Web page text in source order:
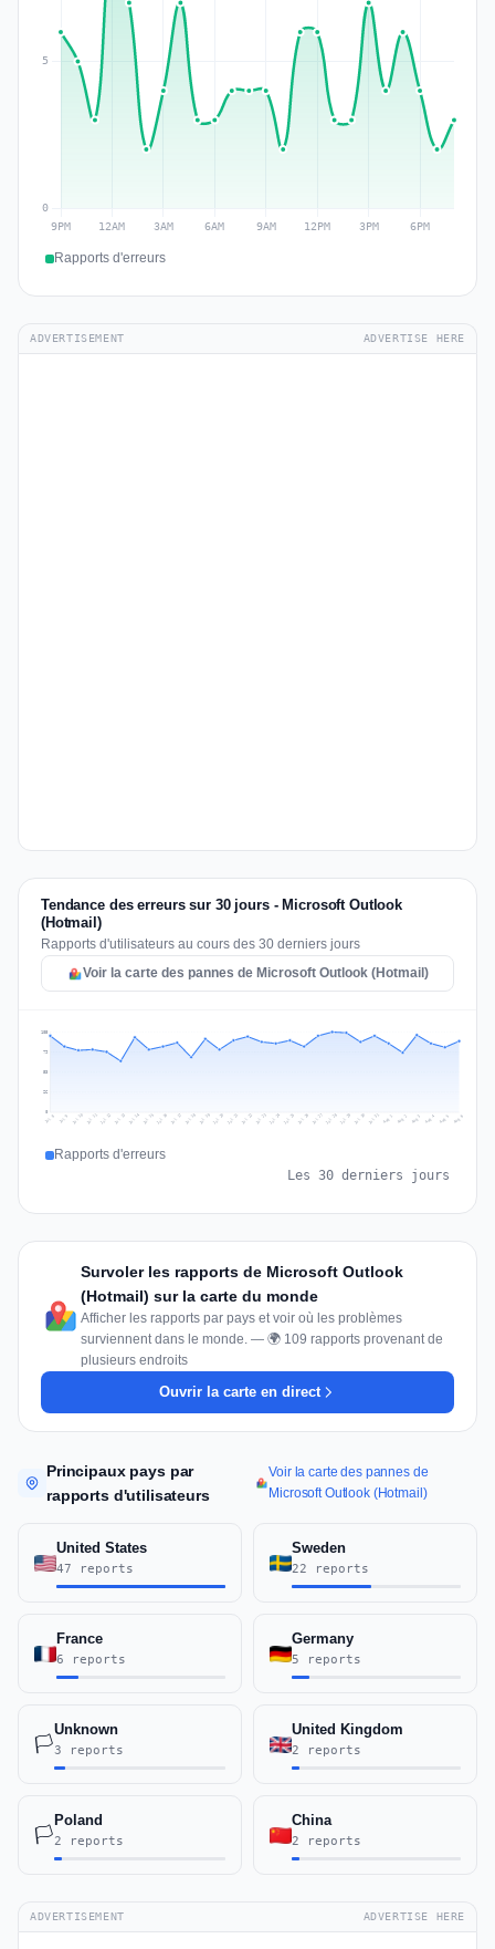
Rapports d'erreurs
ADVERTISEMENT ADVERTISE HERE
Tendance des erreurs sur 30 jours - Microsoft Outlook
(Hotmail)
Rapports d'utilisateurs au cours des 30 derniers jours
Voir la carte des pannes de Microsoft Outlook (Hotmail)
26
53
79
105
Jul 8 Jul 9 Jul 10 Jul 11 Jul 12 Jul 13 Jul 14 Jul 15 Jul 16 Jul 17 Jul 18 Jul 19 Jul 20 Jul 21 Jul 22 Jul 23 Jul 24 Jul 25 Jul 26 Jul 27 Jul 28 Jul 29 Jul 30 Jul 31 Aug 1 Aug 2 Aug 3 Aug 4 Aug 5 Aug 6
Rapports d'erreurs
Les 30 derniers jours
Survoler les rapports de Microsoft Outlook
(Hotmail) sur la carte du monde
Afficher les rapports par pays et voir où les problèmes
surviennent dans le monde. — 🌍 109 rapports provenant de
plusieurs endroits
Ouvrir la carte en direct
Principaux pays par
rapports d'utilisateurs
Voir la carte des pannes de
Microsoft Outlook (Hotmail)
United States
47 reports
Sweden
22 reports
France
6 reports
Germany
5 reports
🏳️
Unknown
3 reports
United Kingdom
2 reports
🏳️
Poland
2 reports
China
2 reports
ADVERTISEMENT ADVERTISE HERE